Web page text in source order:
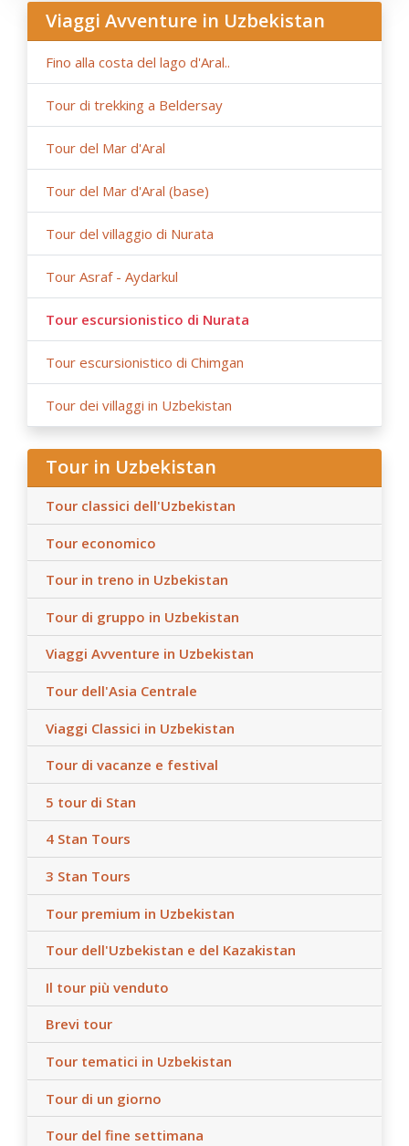
- Anur Tour non è responsabile per circostanze di forza
maggiore (condizioni meteorologiche durante il viaggio,
lavori di riparazione o ricostruzione su tratti stradali,
restrizioni governative).
Viaggi Avventure in Uzbekistan
Fino alla costa del lago d'Aral..
Tour di trekking a Beldersay
Tour del Mar d'Aral
Tour del Mar d'Aral (base)
Tour del villaggio di Nurata
Tour Asraf - Aydarkul
Tour escursionistico di Nurata
Tour escursionistico di Chimgan
Tour dei villaggi in Uzbekistan
Tour in Uzbekistan
Tour classici dell'Uzbekistan
Tour economico
Tour in treno in Uzbekistan
Tour di gruppo in Uzbekistan
Viaggi Avventure in Uzbekistan
Tour dell'Asia Centrale
Viaggi Classici in Uzbekistan
Tour di vacanze e festival
5 tour di Stan
4 Stan Tours
3 Stan Tours
Tour premium in Uzbekistan
Tour dell'Uzbekistan e del Kazakistan
Il tour più venduto
Brevi tour
Tour tematici in Uzbekistan
Tour di un giorno
Tour del fine settimana